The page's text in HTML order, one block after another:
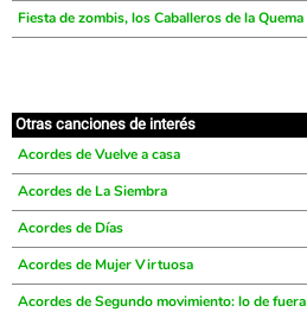
Fiesta de zombis, los Caballeros de la Quema
Otras canciones de interés
Acordes de Vuelve a casa
Acordes de La Siembra
Acordes de Días
Acordes de Mujer Virtuosa
Acordes de Segundo movimiento: lo de fuera